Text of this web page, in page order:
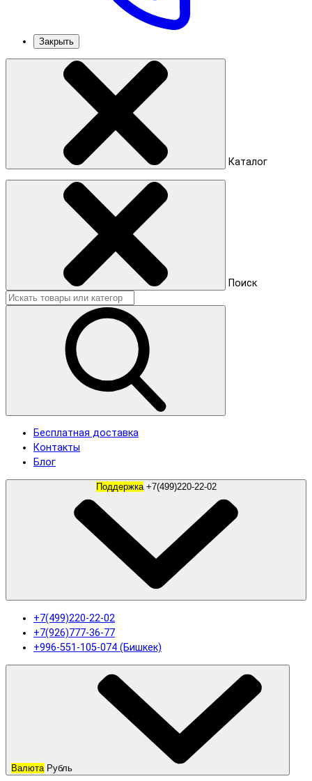
Закрыть
Каталог
Поиск
Бесплатная доставка
Контакты
Блог
Поддержка +7(499)220-22-02
+7(499)220-22-02
+7(926)777-36-77
+996-551-105-074 (Бишкек)
Валюта Рубль